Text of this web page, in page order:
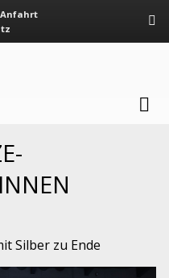
Silber zu Ende